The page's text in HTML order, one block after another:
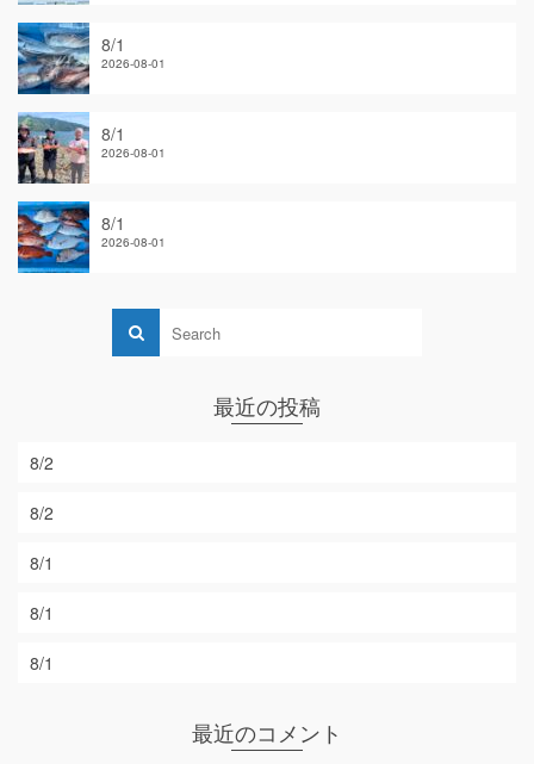
8/1
2026-08-01
8/1
2026-08-01
8/1
2026-08-01
最近の投稿
8/2
8/2
8/1
8/1
8/1
最近のコメント